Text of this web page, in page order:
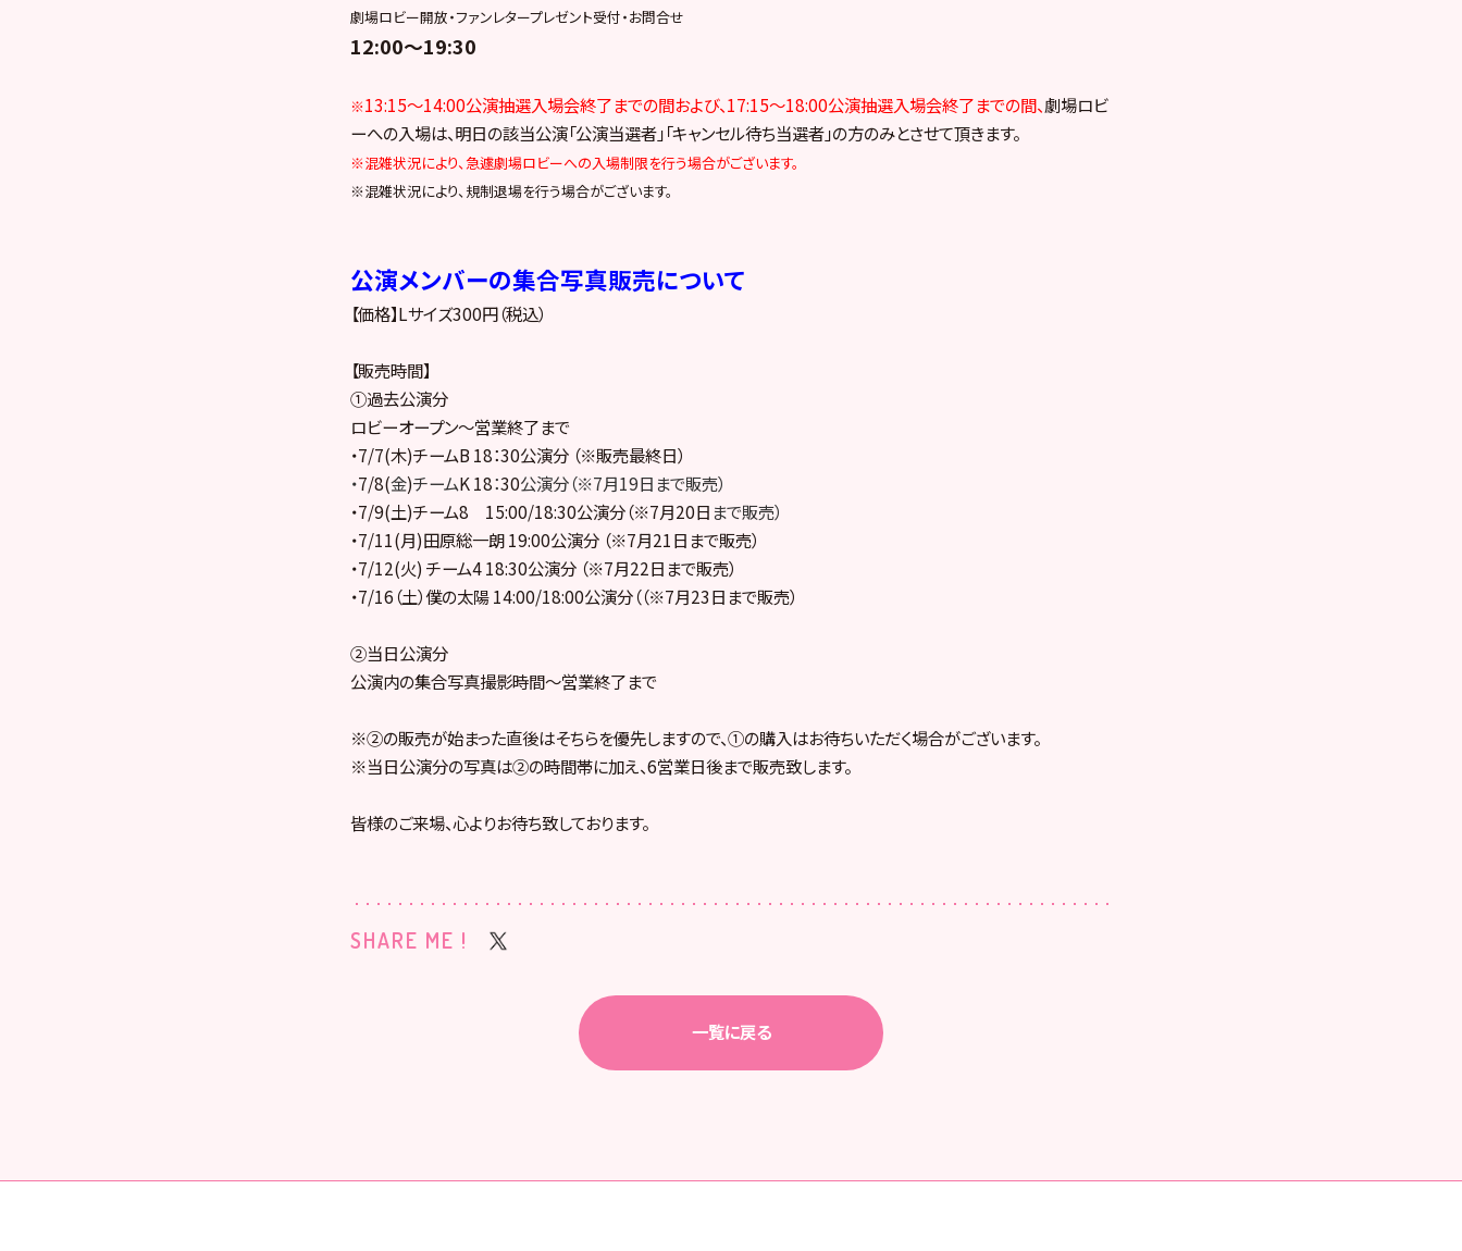
劇場ロビー開放・ファンレタープレゼント受付・お問合せ
12:00～19:30
※13:15～14:00公演抽選入場会終了までの間および、17:15～18:00公演抽選入場会終了までの間、劇場ロビ
ーへの入場は、明日の該当公演「公演当選者」「キャンセル待ち当選者」の方のみとさせて頂きます。
※混雑状況により、急遽劇場ロビーへの入場制限を行う場合がございます。
※混雑状況により、規制退場を行う場合がございます。
公演メンバーの集合写真販売について
【価格】Lサイズ300円（税込）
【販売時間】
①過去公演分
ロビーオープン～営業終了まで
・7/7(木)チームB 18：30公演分 （※販売最終日）
・7/8(金)チームK 18：30公演分（※7月19日 まで販売）
・7/9(土)チーム8 15:00/18:30公演分（※7月20日 まで販売）
・7/11(月)田原総一朗 19:00公演分 （※7月21日まで販売）
・7/12(火) チーム4 18:30公演分 （※7月22日まで販売）
・7/16（土）僕の太陽 14:00/18:00公演分（（※7月23日まで販売）
②当日公演分
公演内の集合写真撮影時間～営業終了まで
※②の販売が始まった直後はそちらを優先しますので、①の購入はお待ちいただく場合がございます。
※当日公演分の写真は②の時間帯に加え、6営業日後まで販売致します。
皆様のご来場、心よりお待ち致しております。
SHARE ME !
一覧に戻る